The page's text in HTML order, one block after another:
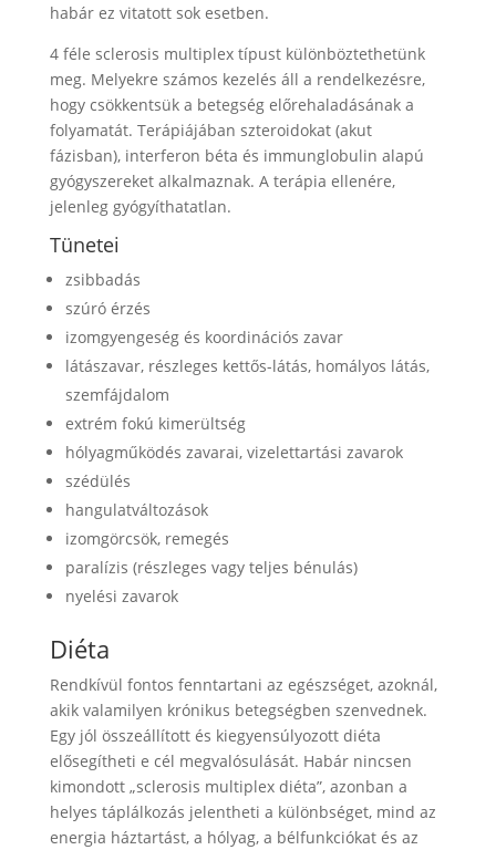
habár ez vitatott sok esetben.
4 féle sclerosis multiplex típust különböztethetünk
meg. Melyekre számos kezelés áll a rendelkezésre,
hogy csökkentsük a betegség előrehaladásának a
folyamatát. Terápiájában szteroidokat (akut
fázisban), interferon béta és immunglobulin alapú
gyógyszereket alkalmaznak. A terápia ellenére,
jelenleg gyógyíthatatlan.
Tünetei
zsibbadás
szúró érzés
izomgyengeség és koordinációs zavar
látászavar, részleges kettős-látás, homályos látás,
szemfájdalom
extrém fokú kimerültség
hólyagműködés zavarai, vizelettartási zavarok
szédülés
hangulatváltozások
izomgörcsök, remegés
paralízis (részleges vagy teljes bénulás)
nyelési zavarok
Diéta
Rendkívül fontos fenntartani az egészséget, azoknál,
akik valamilyen krónikus betegségben szenvednek.
Egy jól összeállított és kiegyensúlyozott diéta
elősegítheti e cél megvalósulását. Habár nincsen
kimondott „sclerosis multiplex diéta”, azonban a
helyes táplálkozás jelentheti a különbséget, mind az
energia háztartást, a hólyag, a bélfunkciókat és az